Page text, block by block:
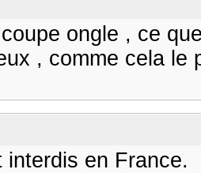
ongle , ce
, comme cela le
interdis en France.